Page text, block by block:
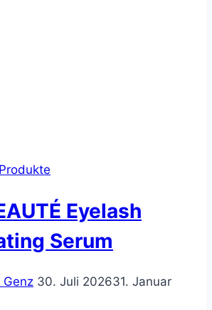
Eyelash
Serum
Genz 30. Juli 202631. Januar